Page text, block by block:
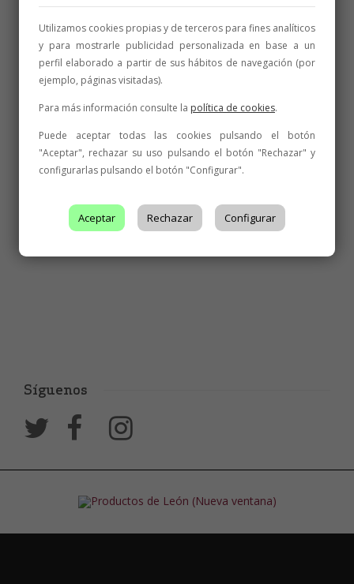
Síguenos
Utilizamos cookies propias y de terceros para fines analíticos
y para mostrarle publicidad personalizada en base a un
perfil elaborado a partir de sus hábitos de navegación (por
ejemplo, páginas visitadas).
Para más información consulte la política de cookies.
Puede aceptar todas las cookies pulsando el botón
"Aceptar", rechazar su uso pulsando el botón "Rechazar" y
configurarlas pulsando el botón "Configurar".
Aceptar Rechazar Configurar